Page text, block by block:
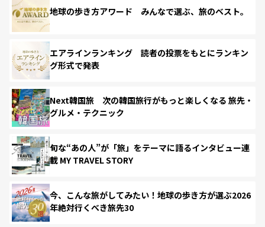
地球の歩き方アワード みんなで選ぶ、旅のベスト。
エアラインランキング 読者の投票をもとにランキン
グ形式で発表
Next韓国旅 次の韓国旅行がもっと楽しくなる 旅先・
グルメ・テクニック
旬な“あの人”が「旅」をテーマに語るインタビュー連
載 MY TRAVEL STORY
今、こんな旅がしてみたい！地球の歩き方が選ぶ2026
年絶対行くべき旅先30